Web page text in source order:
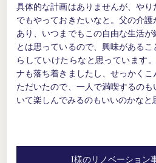
具体的な計画はありませんが、や
でもやっておきたいなと。父の介
あり、いつまでもこの自由な生活が
とは思っているので、興味がある
らしていけたらなと思っています
ナも落ち着きましたし、せっかく
ただいたので、一人で満喫するの
いて楽しんでみるのもいいのかなと
I様のリノベーション